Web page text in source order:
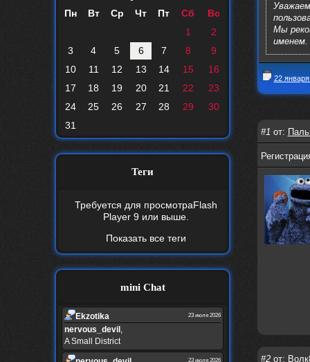
Пн Вт Ср Чт Пт Сб
Вс
1
2
3
4 5 6 7 8
9
10
11 12 13 14 15
16
17
18 19 20 21 22
23
24
25 26 27 28 29
30
31
Теги
Требуется для просмотраFlash
Player 9 или выше.
Показать все теги
mini Chat
Ekzotika 23 июля 2026
nеrvous_dеvil ,
A Small District
23 июля 2026
Мы
именем.
22
#1 от:
#2от: